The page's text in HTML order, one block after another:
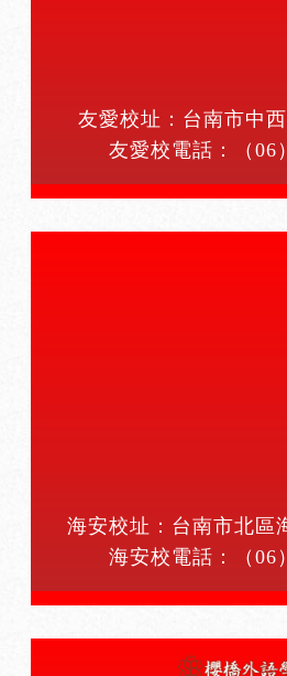
友愛校址：台南市中
友愛校電話：
（
海安校址：台南市北區
海安校電話：
（